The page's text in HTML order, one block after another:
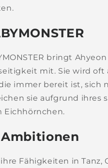
bringt
mit. Sie wird oft
immer bereit ist, sich
sie aufgrund ihres
Eichhörnchen.
Fähigkeiten in Tanz,